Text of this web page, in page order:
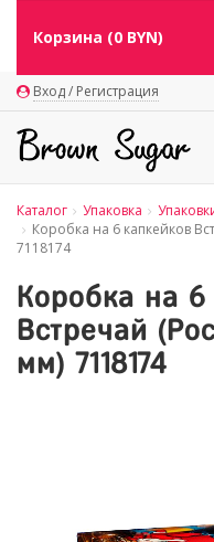
Вход / Регистрация
Корзина (0 BYN)
Каталог Упаковка
Коробка на 6 капкейков
7118174
Коробка на 6
Встречай
мм) 7118174